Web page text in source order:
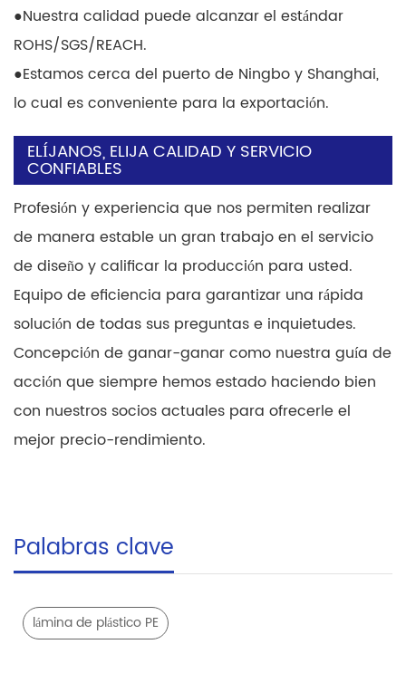
●Nuestra calidad puede alcanzar el estándar
ROHS/SGS/REACH.
●Estamos cerca del puerto de Ningbo y Shanghai,
lo cual es conveniente para la exportación.
ELÍJANOS, ELIJA CALIDAD Y SERVICIO
CONFIABLES
Profesión y experiencia que nos permiten realizar
de manera estable un gran trabajo en el servicio
de diseño y calificar la producción para usted.
Equipo de eficiencia para garantizar una rápida
solución de todas sus preguntas e inquietudes.
Concepción de ganar-ganar como nuestra guía de
acción que siempre hemos estado haciendo bien
con nuestros socios actuales para ofrecerle el
mejor precio-rendimiento.
Palabras clave
lámina de plástico PE